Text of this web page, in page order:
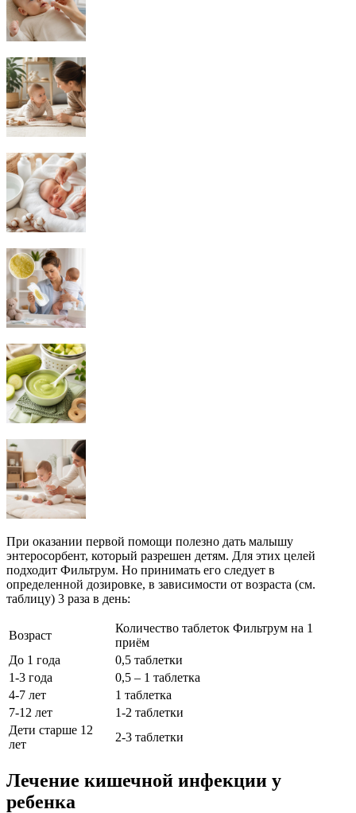
При оказании первой помощи полезно дать малышу
энтеросорбент, который разрешен детям. Для этих целей
подходит Фильтрум. Но принимать его следует в
определенной дозировке, в зависимости от возраста (см.
таблицу) 3 раза в день:
Возраст
Количество таблеток Фильтрум на 1
приём
До 1 года
0,5 таблетки
1-3 года
0,5 – 1 таблетка
4-7 лет
1 таблетка
7-12 лет
1-2 таблетки
Дети старше 12
лет
2-3 таблетки
Лечение кишечной инфекции у
ребенка